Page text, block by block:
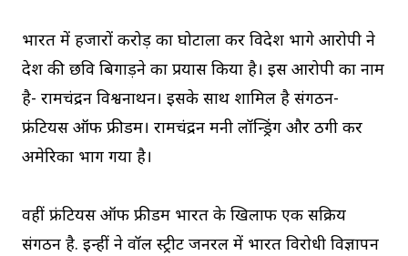
भारत में हजारों करोड़ का घोटाला कर विदेश भागे आरोपी ने
देश की छवि बिगाड़ने का प्रयास किया है। इस आरोपी का नाम
है- रामचंद्रन विश्वनाथन। इसके साथ शामिल है संगठन-
फ्रंटियर्स ऑफ फ्रीडम। रामचंद्रन मनी लॉन्ड्रिंग और ठगी कर
अमेरिका भाग गया है।
वहीं फ्रंटियर्स ऑफ फ्रीडम भारत के खिलाफ एक सक्रिय
संगठन है. इन्हीं ने वॉल स्ट्रीट जनरल में भारत विरोधी विज्ञापन